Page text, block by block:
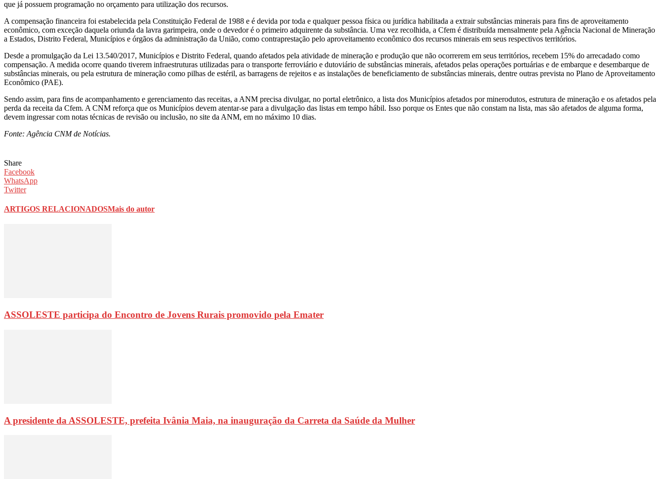
que já possuem programação no orçamento para utilização dos recursos.
A compensação financeira foi estabelecida pela Constituição Federal de 1988 e é devida por toda e qualquer pessoa física ou jurídica habilitada a extrair substâncias minerais para fins de aproveitamento
econômico, com exceção daquela oriunda da lavra garimpeira, onde o devedor é o primeiro adquirente da substância. Uma vez recolhida, a Cfem é distribuída mensalmente pela Agência Nacional de Mineração
a Estados, Distrito Federal, Municípios e órgãos da administração da União, como contraprestação pelo aproveitamento econômico dos recursos minerais em seus respectivos territórios.
Desde a promulgação da Lei 13.540/2017, Municípios e Distrito Federal, quando afetados pela atividade de mineração e produção que não ocorrerem em seus territórios, recebem 15% do arrecadado como
compensação. A medida ocorre quando tiverem infraestruturas utilizadas para o transporte ferroviário e dutoviário de substâncias minerais, afetados pelas operações portuárias e de embarque e desembarque de
substâncias minerais, ou pela estrutura de mineração como pilhas de estéril, as barragens de rejeitos e as instalações de beneficiamento de substâncias minerais, dentre outras prevista no Plano de Aproveitamento
Econômico (PAE).
Sendo assim, para fins de acompanhamento e gerenciamento das receitas, a ANM precisa divulgar, no portal eletrônico, a lista dos Municípios afetados por minerodutos, estrutura de mineração e os afetados pela
perda da receita da Cfem. A CNM reforça que os Municípios devem atentar-se para a divulgação das listas em tempo hábil. Isso porque os Entes que não constam na lista, mas são afetados de alguma forma,
devem ingressar com notas técnicas de revisão ou inclusão, no site da ANM, em no máximo 10 dias.
Fonte: Agência CNM de Notícias.
Share
Facebook
WhatsApp
Twitter
ARTIGOS RELACIONADOSMais do autor
ASSOLESTE participa do Encontro de Jovens Rurais promovido pela Emater
A presidente da ASSOLESTE, prefeita Ivânia Maia, na inauguração da Carreta da Saúde da Mulher